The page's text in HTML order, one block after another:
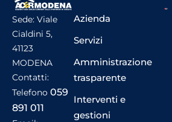
Sede: Viale
Cialdini 5,
41123
MODENA
Contatti:
Telefono 059
891 011
Azienda
Servizi
Amministrazione
trasparente
Interventi e
gestioni